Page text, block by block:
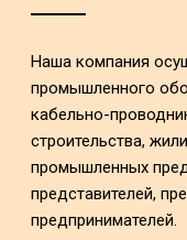
Наша компания
промышленного
кабельно-
строительства,
промышленных
представителей,
предпринимателей.